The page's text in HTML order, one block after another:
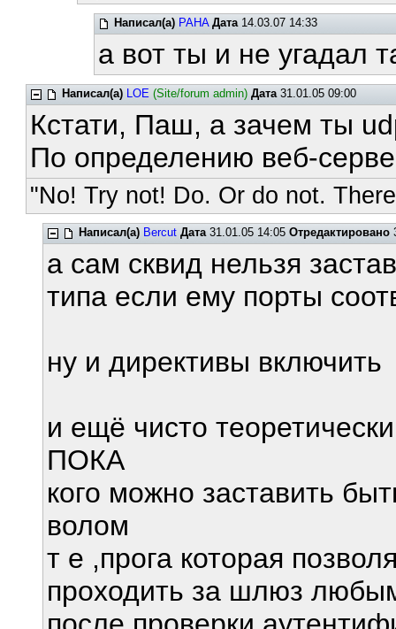
Написал(а) PAHA Дата14.03.07 14:33
а вот ты и не угадал
Написал(а) LOE (Site/forum admin) Дата31.01.05 09:00
Кстати, Паш, а зачем ты
По определению веб-
"No! Try not! Do. Or do not.
Написал(а) Bercut Дата31.01.05 14:05Отредактировано
а сам сквид нельзя
типа если ему порты
ну и директивы включить
и ещё чисто теоретически
ПОКА
кого можно заставить
волом
т е ,прога которая
проходить за шлюз